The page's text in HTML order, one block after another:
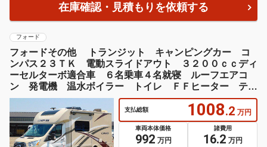
在庫確認・見積もりを依頼する
フォード
フォードその他 トランジット キャンピングカー コ
ンパス２３ＴＫ 電動スライドアウト ３２００ｃｃディ
ーセルターボ適合車 ６名乗車４名就寝 ルーフエアコ
ン 発電機 温水ボイラー トイレ ＦＦヒーター テレ
ビ３台
支払総額 1008.2 万円
車両本体価格
992 万円
諸費用
16.2 万円